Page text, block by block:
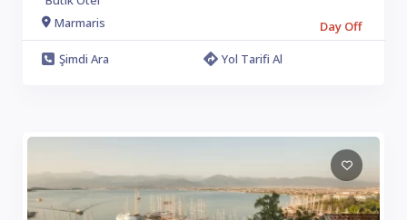
Marmaris
Day Off
Şimdi Ara
Yol Tarifi Al